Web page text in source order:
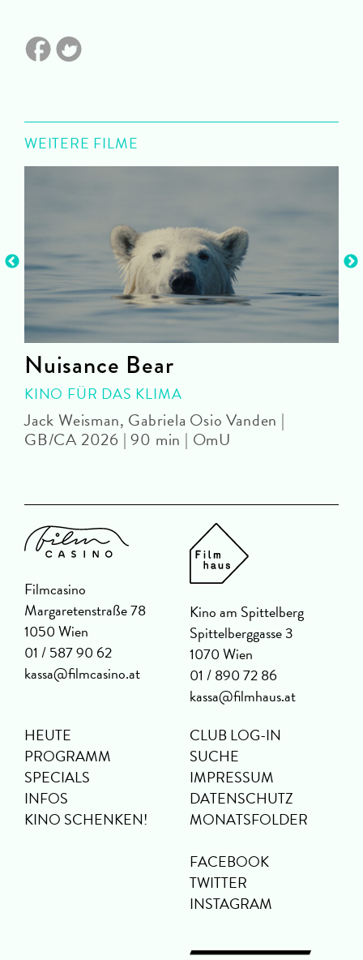
WEITERE FILME
Nuisance Bear
KINO FÜR DAS KLIMA
Jack Weisman, Gabriela Osio Vanden |
GB/CA 2026 | 90 min | OmU
Filmcasino
Margaretenstraße 78
1050 Wien
01 / 587 90 62
kassa@filmcasino.at
Kino am Spittelberg
Spittelberggasse 3
1070 Wien
01 / 890 72 86
kassa@filmhaus.at
HEUTE
PROGRAMM
SPECIALS
INFOS
KINO SCHENKEN!
CLUB LOG-IN
SUCHE
IMPRESSUM
DATENSCHUTZ
MONATSFOLDER
FACEBOOK
TWITTER
INSTAGRAM